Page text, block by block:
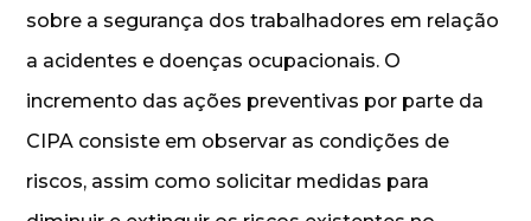
sobre a segurança dos trabalhadores em relação
a acidentes e doenças ocupacionais. O
incremento das ações preventivas por parte da
CIPA consiste em observar as condições de
riscos, assim como solicitar medidas para